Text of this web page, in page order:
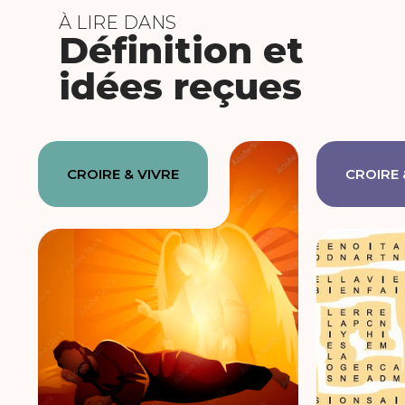
À LIRE DANS
Définition et
idées reçues
CROIRE & VIVRE CROIRE